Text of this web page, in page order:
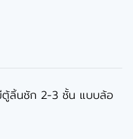
ตู้ลิ้นชัก 2-3 ชั้น แบบล้อ